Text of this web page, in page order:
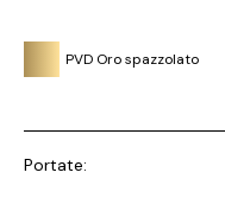
PVD Oro spazzolato
Portate: